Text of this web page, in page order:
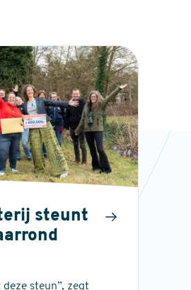
steunt
steun”, zegt